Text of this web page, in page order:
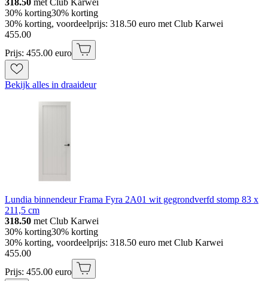
30% korting30% korting
30% korting, voordeelprijs: 318.50 euro met Club Karwei
455.00
Prijs: 455.00 euro
Bekijk alles in draaideur
Lundia binnendeur Frama Fyra 2A01 wit gegrondverfd stomp 83 x
211,5 cm
318.50 met Club Karwei
30% korting30% korting
30% korting, voordeelprijs: 318.50 euro met Club Karwei
455.00
Prijs: 455.00 euro